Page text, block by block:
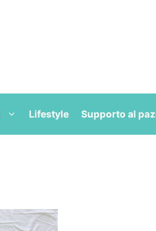
Lifestyle Supporto al